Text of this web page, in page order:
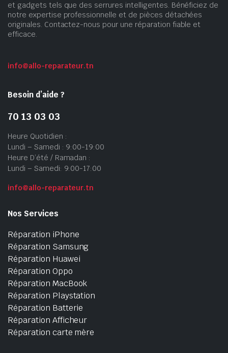
et gadgets tels que des serrures intelligentes. Bénéficiez de
notre expertise professionnelle et de pièces détachées
originales. Contactez-nous pour une réparation fiable et
efficace.
info@allo-reparateur.tn
Besoin d’aide ?
70 13 03 03
Heure Quotidien :
Lundi – Samedi : 9:00-19:00
Heure D’été / Ramadan :
Lundi – Samedi: 9:00-17:00
info@allo-reparateur.tn
Nos Services
Réparation iPhone
Réparation Samsung
Réparation Huawei
Réparation Oppo
Réparation MacBook
Réparation Playstation
Réparation Batterie
Réparation Afficheur
Réparation carte mère